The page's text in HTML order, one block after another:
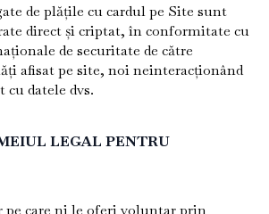
de plățile cu cardul pe Site sunt
direct și criptat, în conformitate cu
de securitate de către
afisat pe site, noi neinteracționând
datele dvs.
LEGAL PENTRU
pe care ni le oferi voluntar prin